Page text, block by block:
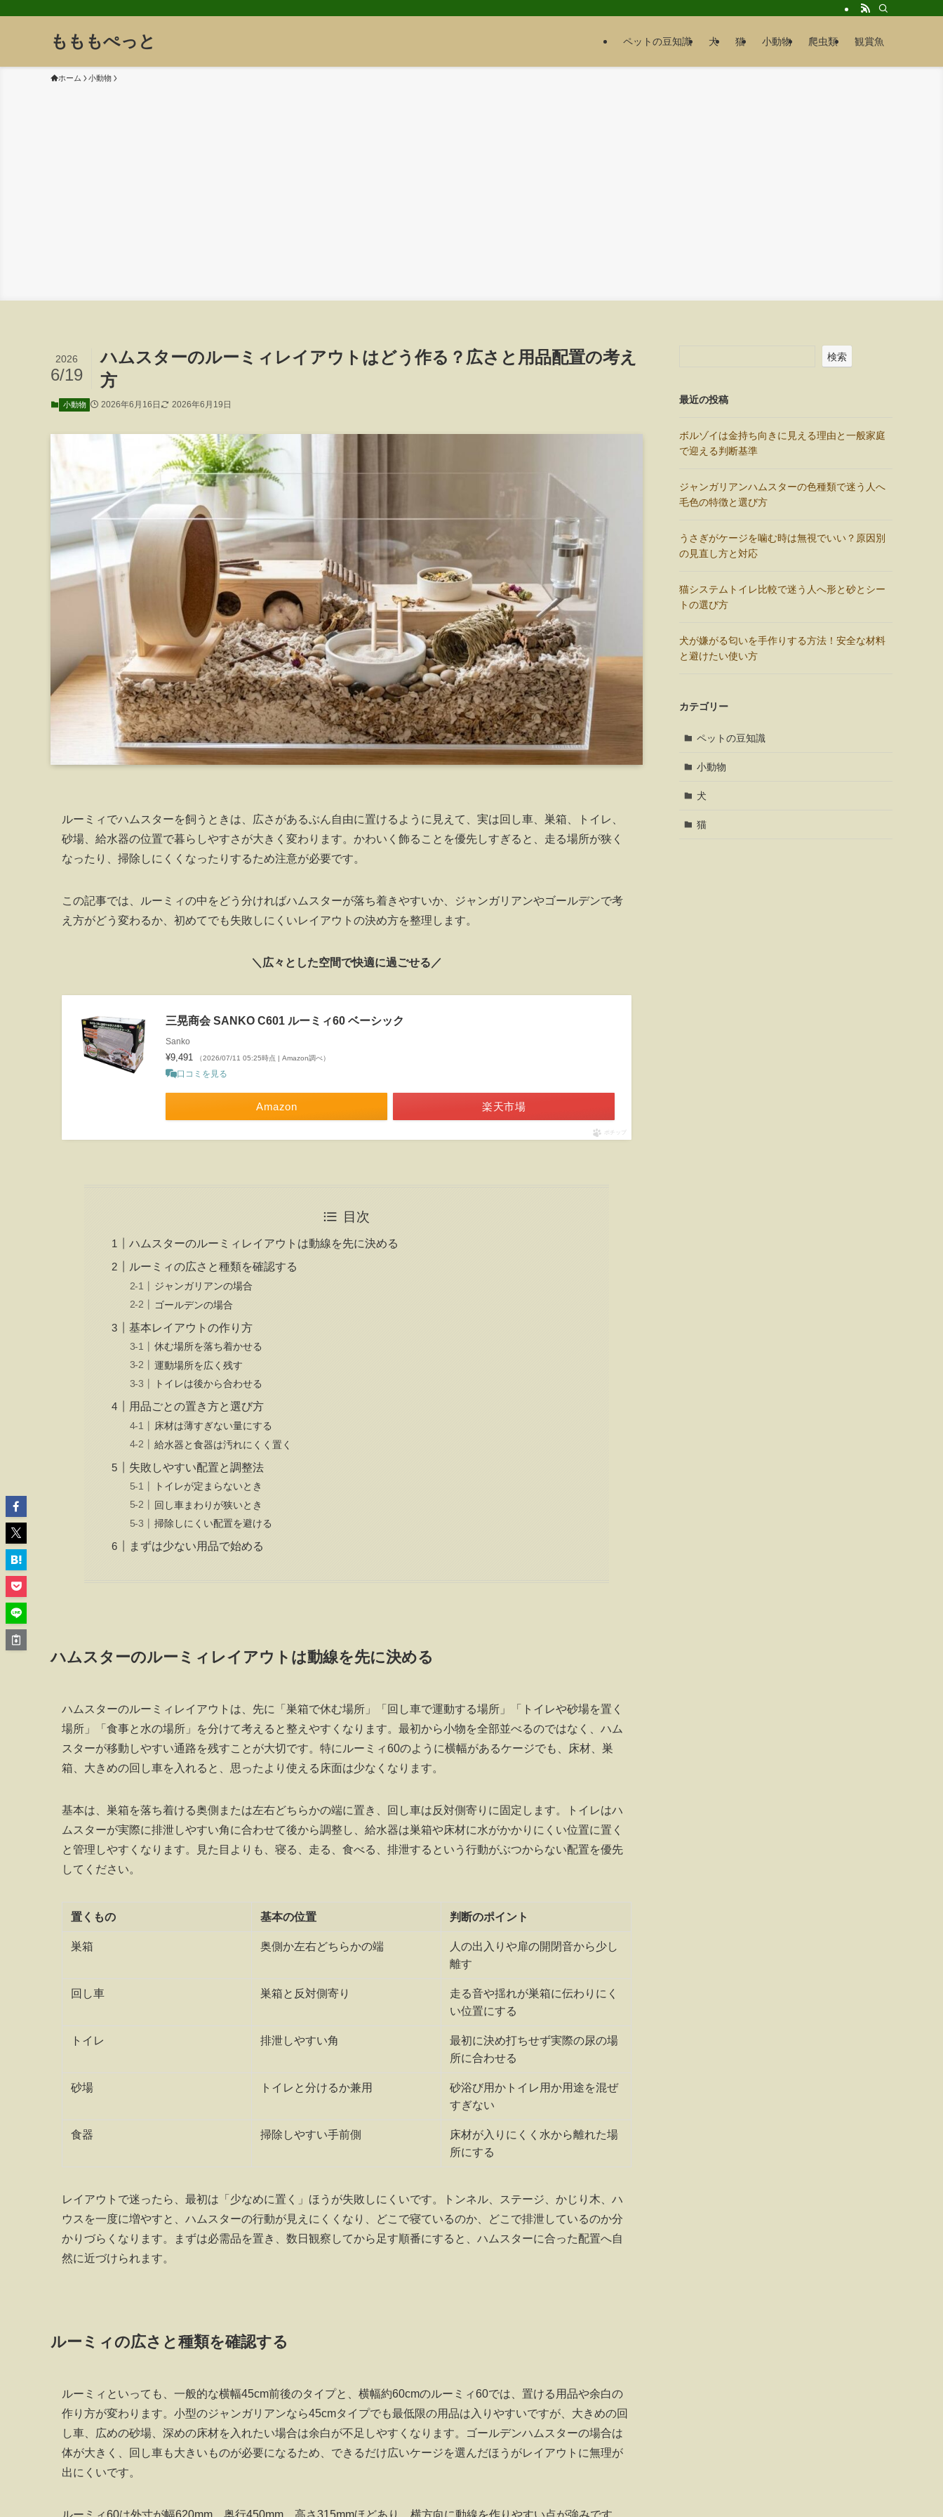
もももぺっと ペットの豆知識 犬 猫 小動物 爬虫類 観賞魚
ホーム 小動物
ハムスターのルーミィレイアウトはどう作る？広さと用品配置の考え
方
2026
6/19
小動物 2026年6月16日 2026年6月19日
ルーミィでハムスターを飼うときは、広さがあるぶん自由に置けるように見えて、実は回し車、巣箱、トイレ、
砂場、給水器の位置で暮らしやすさが大きく変わります。かわいく飾ることを優先しすぎると、走る場所が狭く
なったり、掃除しにくくなったりするため注意が必要です。
この記事では、ルーミィの中をどう分ければハムスターが落ち着きやすいか、ジャンガリアンやゴールデンで考
え方がどう変わるか、初めてでも失敗しにくいレイアウトの決め方を整理します。
＼広々とした空間で快適に過ごせる／
三晃商会 SANKO C601 ルーミィ60 ベーシック
Sanko
¥9,491 （2026/07/11 05:25時点 | Amazon調べ）
口コミを見る
Amazon 楽天市場
ポチップ
目次
ハムスターのルーミィレイアウトは動線を先に決める
ルーミィの広さと種類を確認する
ジャンガリアンの場合
ゴールデンの場合
基本レイアウトの作り方
休む場所を落ち着かせる
運動場所を広く残す
トイレは後から合わせる
用品ごとの置き方と選び方
床材は薄すぎない量にする
給水器と食器は汚れにくく置く
失敗しやすい配置と調整法
トイレが定まらないとき
回し車まわりが狭いとき
掃除しにくい配置を避ける
まずは少ない用品で始める
ハムスターのルーミィレイアウトは動線を先に決める
ハムスターのルーミィレイアウトは、先に「巣箱で休む場所」「回し車で運動する場所」「トイレや砂場を置く
場所」「食事と水の場所」を分けて考えると整えやすくなります。最初から小物を全部並べるのではなく、ハム
スターが移動しやすい通路を残すことが大切です。特にルーミィ60のように横幅があるケージでも、床材、巣
箱、大きめの回し車を入れると、思ったより使える床面は少なくなります。
基本は、巣箱を落ち着ける奥側または左右どちらかの端に置き、回し車は反対側寄りに固定します。トイレはハ
ムスターが実際に排泄しやすい角に合わせて後から調整し、給水器は巣箱や床材に水がかかりにくい位置に置く
と管理しやすくなります。見た目よりも、寝る、走る、食べる、排泄するという行動がぶつからない配置を優先
してください。
置くもの 基本の位置 判断のポイント
巣箱 奥側か左右どちらかの端
人の出入りや扉の開閉音から少し
離す
回し車 巣箱と反対側寄り
走る音や揺れが巣箱に伝わりにく
い位置にする
トイレ 排泄しやすい角
最初に決め打ちせず実際の尿の場
所に合わせる
砂場 トイレと分けるか兼用
砂浴び用かトイレ用か用途を混ぜ
すぎない
食器 掃除しやすい手前側
床材が入りにくく水から離れた場
所にする
レイアウトで迷ったら、最初は「少なめに置く」ほうが失敗しにくいです。トンネル、ステージ、かじり木、ハ
ウスを一度に増やすと、ハムスターの行動が見えにくくなり、どこで寝ているのか、どこで排泄しているのか分
かりづらくなります。まずは必需品を置き、数日観察してから足す順番にすると、ハムスターに合った配置へ自
然に近づけられます。
ルーミィの広さと種類を確認する
ルーミィといっても、一般的な横幅45cm前後のタイプと、横幅約60cmのルーミィ60では、置ける用品や余白の
作り方が変わります。小型のジャンガリアンなら45cmタイプでも最低限の用品は入りやすいですが、大きめの回
し車、広めの砂場、深めの床材を入れたい場合は余白が不足しやすくなります。ゴールデンハムスターの場合は
体が大きく、回し車も大きいものが必要になるため、できるだけ広いケージを選んだほうがレイアウトに無理が
出にくいです。
検索
最近の投稿
ボルゾイは金持ち向きに見える理由と一般家庭
で迎える判断基準
ジャンガリアンハムスターの色種類で迷う人へ
毛色の特徴と選び方
うさぎがケージを噛む時は無視でいい？原因別
の見直し方と対応
猫システムトイレ比較で迷う人へ形と砂とシー
トの選び方
犬が嫌がる匂いを手作りする方法！安全な材料
と避けたい使い方
カテゴリー
ペットの豆知識
小動物
犬
猫